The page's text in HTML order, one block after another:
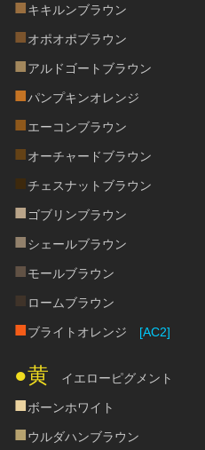
■キキルンブラウン
■オポオポブラウン
■アルドゴートブラウン
■パンプキンオレンジ
■エーコンブラウン
■オーチャードブラウン
■チェスナットブラウン
■ ゴブリンブラウン
■シェールブラウン
■モールブラウン
■ ロームブラウン
■ブライトオレンジ [AC2]
●黄 イエローピグメント
■ボーンホワイト
■ウルダハンブラウン